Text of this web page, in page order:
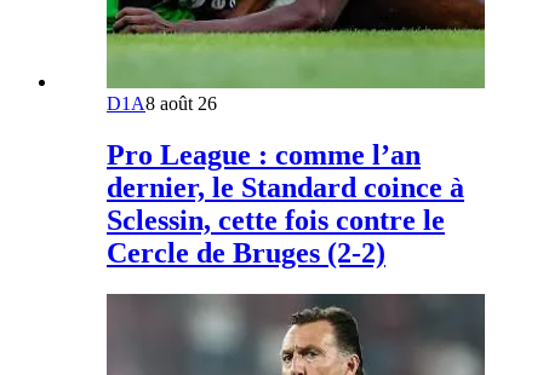
D1A8 août 26
Pro League : comme l’an
dernier, le Standard coince à
Sclessin, cette fois contre le
Cercle de Bruges (2-2)